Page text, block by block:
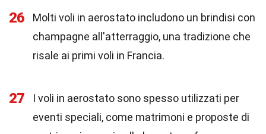
26
Molti voli in aerostato includono un brindisi con
champagne all'atterraggio, una tradizione che
risale ai primi voli in Francia.
27
I voli in aerostato sono spesso utilizzati per
eventi speciali, come matrimoni e proposte di